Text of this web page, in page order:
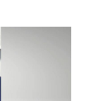
מאמו